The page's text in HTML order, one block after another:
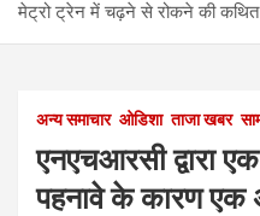
मेट्रो ट्रेन में चढ़ने से रोकने की कथित
अन्य समाचार ओडिशा ताजा खबर
एनएचआरसी द्वारा
पहनावे के कारण एक